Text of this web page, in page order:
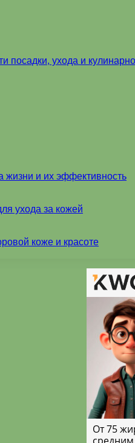
посадки, ухода и
жизни и их эффективность
ухода за кожей
коже и красоте